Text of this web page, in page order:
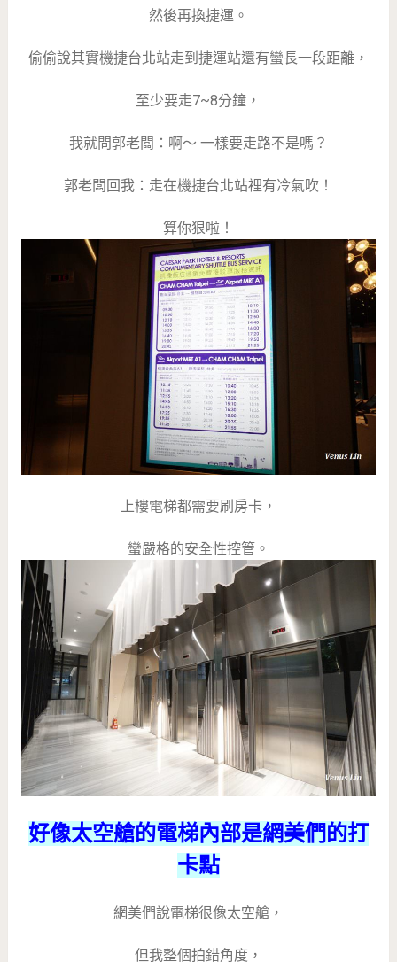
然後再換捷運。
偷偷說其實機捷台北站走到捷運站還有蠻長一段距離，
至少要走7~8分鐘，
我就問郭老闆：啊～ 一樣要走路不是嗎？
郭老闆回我：走在機捷台北站裡有冷氣吹！
算你狠啦！
上樓電梯都需要刷房卡，
蠻嚴格的安全性控管。
好像太空艙的電梯內部是網美們的打
卡點
網美們說電梯很像太空艙，
但我整個拍錯角度，